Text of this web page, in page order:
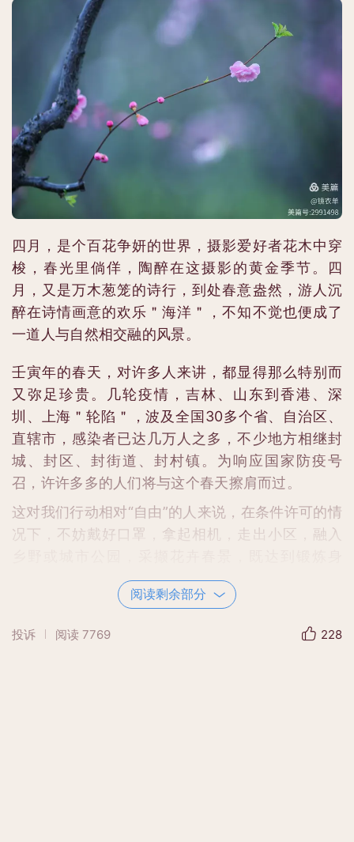
四月，是个百花争妍的世界，摄影爱好者花木中穿
梭，春光里倘佯，陶醉在这摄影的黄金季节。四
月，又是万木葱笼的诗行，到处春意盎然，游人沉
醉在诗情画意的欢乐＂海洋＂，不知不觉也便成了
一道人与自然相交融的风景。
壬寅年的春天，对许多人来讲，都显得那么特别而
又弥足珍贵。几轮疫情，吉林、山东到香港、深
圳、上海＂轮陷＂，波及全国30多个省、自治区、
直辖市，感染者已达几万人之多，不少地方相继封
城、封区、封街道、封村镇。为响应国家防疫号
召，许许多多的人们将与这个春天擦肩而过。
这对我们行动相对“自由”的人来说，在条件许可的情
况下，不妨戴好口罩，拿起相机，走出小区，融入
体、陶冶自我的目的，又可通过网络平台，分享给
那些足不能出户的人们，聊做精神文化生活方面的
阅读剩余部分
投诉 阅读 7769 228